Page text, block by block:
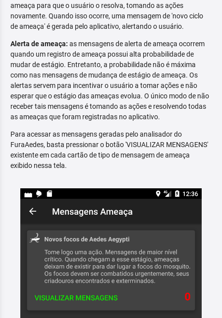
ameaça para que o usuário o resolva, tomando as ações
novamente. Quando isso ocorre, uma mensagem de 'novo ciclo
de ameaça' é gerada pelo aplicativo, alertando o usuário.
Alerta de ameaça: as mensagens de alerta de ameaça ocorrem
quando um registro de ameaça possui alta probabilidade de
mudar de estágio. Entretanto, a probabilidade não é máxima
como nas mensagens de mudança de estágio de ameaça. Os
alertas servem para incentivar o usuário a tomar ações e não
esperar que o estágio das ameaças evolua. O único modo de não
receber tais mensagens é tomando as ações e resolvendo todas
as ameaças que foram registradas no aplicativo.
Para acessar as mensagens geradas pelo analisador do
FuraAedes, basta pressionar o botão 'VISUALIZAR MENSAGENS'
existente em cada cartão de tipo de mensagem de ameaça
exibido nessa tela.